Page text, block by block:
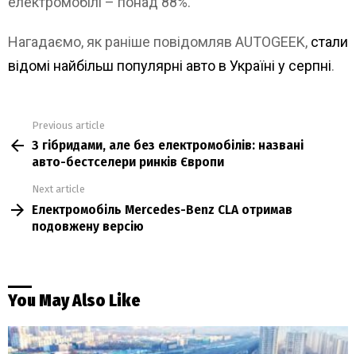
Нагадаємо, як раніше повідомляв AUTOGEEK, стали
відомі найбільш популярні авто в Україні у серпні.
more
Previous article
З гібридами, але без електромобілів: названі
авто-бестселери ринків Європи
Next article
Електромобіль Mercedes-Benz CLA отримав
подовжену версію
You May Also Like